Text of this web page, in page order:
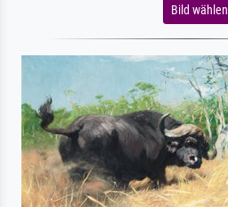
Bild wählen